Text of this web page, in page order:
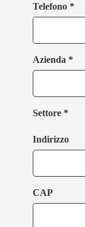
Telefono *
Azienda *
Settore *
Indirizzo
CAP